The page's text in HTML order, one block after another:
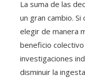
La suma de las
un gran cambio.
elegir de manera
beneficio
investigaciones
disminuir la